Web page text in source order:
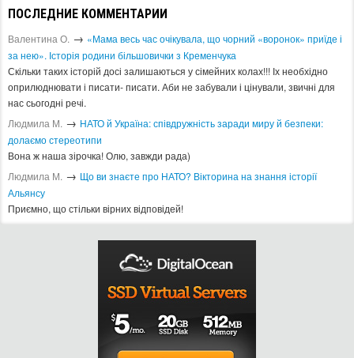
ПОСЛЕДНИЕ КОММЕНТАРИИ
Валентина О. → «Мама весь час очікувала, що чорний «воронок» приїде і
за нею». Історія родини більшовички з Кременчука
Скільки таких історій досі залишаються у сімейних колах!!! Іх необхідно
оприлюднювати і писати- писати. Аби не забували і цінували, звичні для
нас сьогодні речі.
Людмила М. → ​НАТО й Україна: співдружність заради миру й безпеки:
долаємо стереотипи
Вона ж наша зірочка! Олю, завжди рада)
Людмила М. → Що ви знаєте про НАТО? Вікторина на знання історії
Альянсу ​
Приємно, що стільки вірних відповідей!